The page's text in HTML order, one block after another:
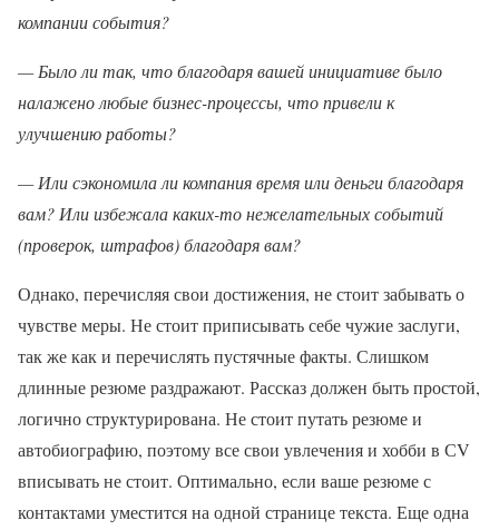
компании события?
— Было ли так, что благодаря вашей инициативе было
налажено любые бизнес-процессы, что привели к
улучшению работы?
— Или сэкономила ли компания время или деньги благодаря
вам? Или избежала каких-то нежелательных событий
(проверок, штрафов) благодаря вам?
Однако, перечисляя свои достижения, не стоит забывать о
чувстве меры. Не стоит приписывать себе чужие заслуги,
так же как и перечислять пустячные факты. Слишком
длинные резюме раздражают. Рассказ должен быть простой,
логично структурирована. Не стоит путать резюме и
автобиографию, поэтому все свои увлечения и хобби в СV
вписывать не стоит. Оптимально, если ваше резюме с
контактами уместится на одной странице текста. Еще одна